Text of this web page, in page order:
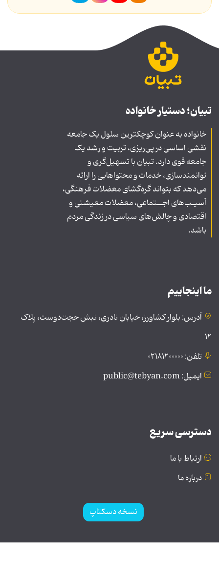
تبیان؛ دستیار خانواده
خانواده به عنوان کوچکترین سلول یک جامعه
نقشی اساسی در پی‌ریزی، تربیت و رشد یک
جامعه قوی دارد. تبیان با تسهیل‌گری و
توانمندسازی، خدمات و محتواهایی را ارائه
می‌دهد که بتواند گره‌گشای معضلات فرهنگی،
آسیـب‌های اجــتماعی، معضلات معیشتی و
اقتصادی و چالش‌های سیاسی در زندگی مردم
باشد.
ما اینجاییم
آدرس: بلوار کشاورز، خیابان نادری، نبش حجت‌دوست، پلاک
۱۲
تلفن: ۰۲۱۸۱۲۰۰۰۰۰
ایمیل: public@tebyan.com
دسترسی سریع
ارتباط با ما
درباره ما
نسخه دسکتاپ